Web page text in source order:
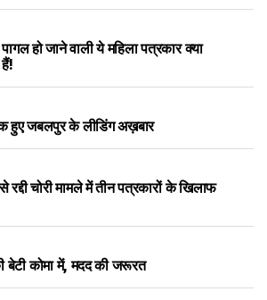
हो जाने वाली ये महिला पत्रकार क्या
हुए जबलपुर के लीडिंग अख़बार
चोरी मामले में तीन पत्रकारों के खिलाफ
बेटी कोमा में, मदद की जरूरत